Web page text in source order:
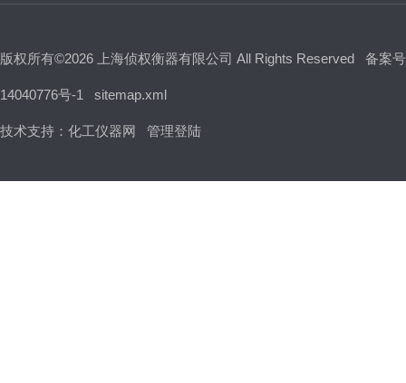
版权所有©2026 上海侦权衡器有限公司 All Rights Reserved 备案
14040776号-1 sitemap.xml
技术支持： 化工仪器网 管理登陆